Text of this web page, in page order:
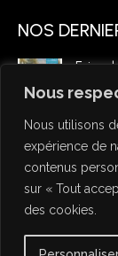
Nous
Nous utilisons
expérience de
contenus
sur « Tout
des cookies.
Facebook
s'ouvre
dans
nouvelle
fenêtre
YouTube
s'ouvre
nouvelle
fenêtre
une
NOS
Foire
6